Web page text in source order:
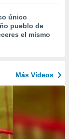
único
pueblo de
el mismo
Más Vídeos